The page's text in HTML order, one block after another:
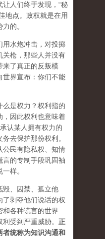
人们终于发现，“秘
地点。政权就是在用
的。
用水炮冲击，对投掷
关枪，那些人并没有
来了真正的反叛模
世界宣布：你们不能
么是权力？权利指的
，因此权利也意味着
认某人拥有权力的
去保护那份权利。
公民有隐私权、知情
言的专制手段巩固袖
样。
毁、囚禁、孤立他
了剥夺他们说话的权
和各种谎言的世界
受到严重威胁。 正
者统称为知识沟通和